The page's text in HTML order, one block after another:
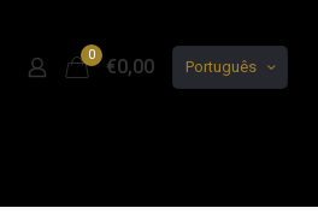
0
€0,00 Português